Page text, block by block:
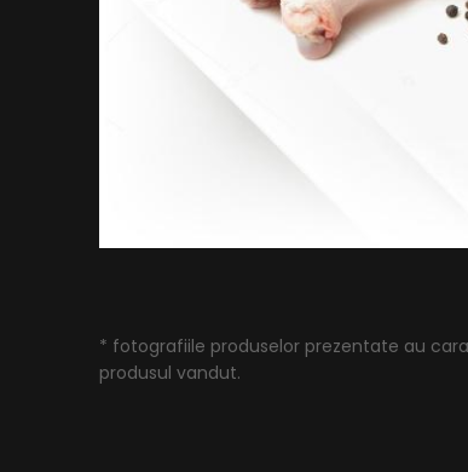
* fotografiile produselor prezentate au
produsul vandut.